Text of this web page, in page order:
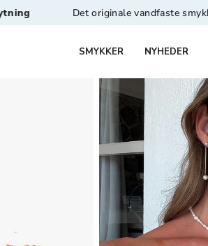
Det originale vandfaste smykkebrand CKJ™
SMYKKER NYHEDER